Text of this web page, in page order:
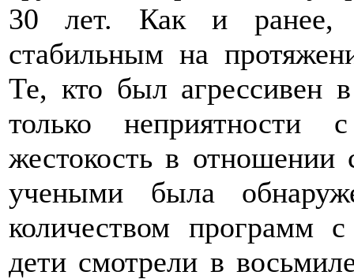
30 лет. Как и ранее,
стабильным на
Те, кто был агрессивен
только
жестокость в
учеными была
количеством программ
дети смотрели в